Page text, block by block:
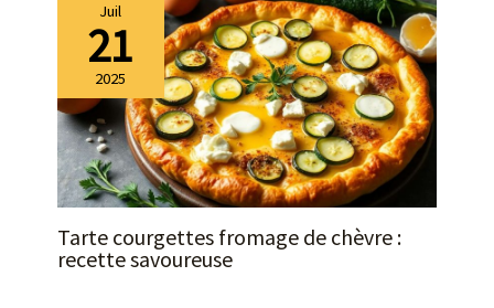
Juil
21
2025
Tarte courgettes fromage de chèvre :
recette savoureuse